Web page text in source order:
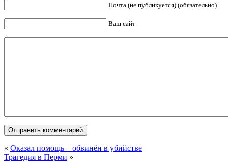
Почта (не публикуется) (обязательно)
Ваш сайт
« Оказал помощь – обвинён в убийстве
Трагедия в Перми »